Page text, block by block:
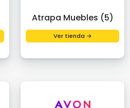
Atrapa Muebles (5)
Ver tienda →